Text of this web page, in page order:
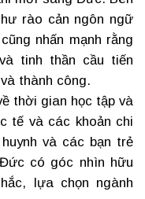
rào cản ngôn ngữ
nhấn mạnh rằng
tinh thần cầu tiến
thành công.
thời gian học tập và
tế và các khoản chi
và các bạn trẻ
có góc nhìn hữu
lựa chọn ngành